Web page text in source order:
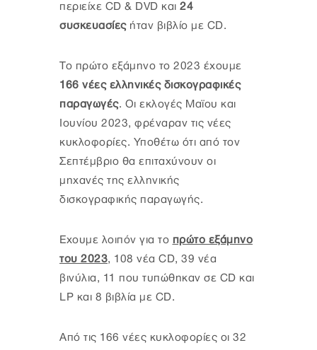
περιείχε CD & DVD και 24
συσκευασίεςήταν βιβλίο με CD.
Το πρώτο εξάμηνο το 2023 έχουμε
166 νέες ελληνικές δισκογραφικές
παραγωγές. Οι εκλογές Μαϊου και
Ιουνίου 2023, φρέναραν τις νέες
κυκλοφορίες. Υποθέτω ότι από τον
Σεπτέμβριο θα επιταχύνουν οι
μηχανές της ελληνικής
δισκογραφικής παραγωγής.
Εχουμε λοιπόν για το πρώτο εξάμηνο
του 2023, 108 νέα CD, 39 νέα
βινύλια, 11 που τυπώθηκαν σε CD και
LP και 8 βιβλία με CD.
Από τις 166 νέες κυκλοφορίες οι 32